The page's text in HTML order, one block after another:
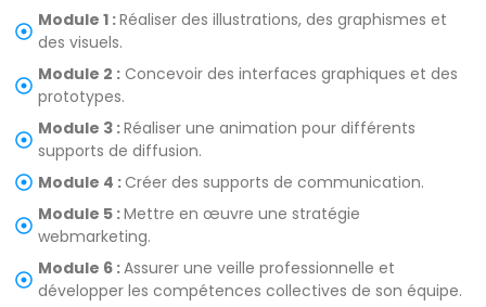
Module 1 :Réaliser des illustrations, des graphismes et
des visuels.
Module 2 : Concevoir des interfaces graphiques et des
prototypes.
Module 3 :Réaliser une animation pour différents
supports de diffusion.
Module 4 :Créer des supports de communication.
Module 5 :Mettre en œuvre une stratégie
webmarketing.
Module 6 :Assurer une veille professionnelle et
développer les compétences collectives de son équipe.